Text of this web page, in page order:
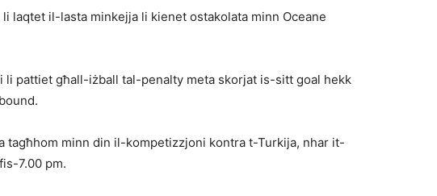
laqtet il-lasta minkejja li kienet ostakolata minn Oceane
li pattiet għall-iżball tal-penalty meta skorjat is-sitt goal hekk
tagħhom minn din il-kompetizzjoni kontra t-Turkija, nhar it-
7.00 pm.